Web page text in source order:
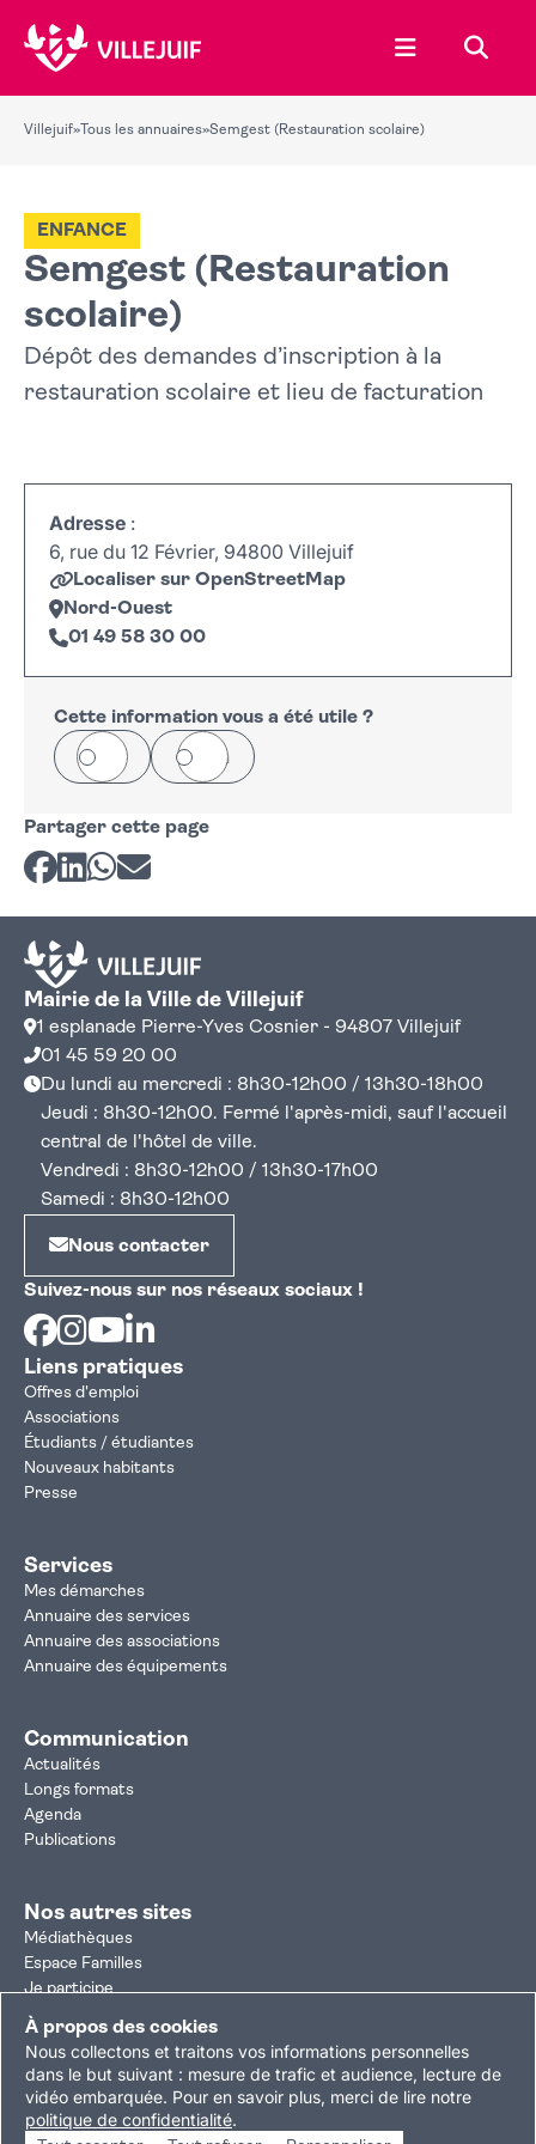
À propos des cookies
Nous collectons et traitons vos informations personnelles
dans le but suivant : mesure de trafic et audience, lecture de
vidéo embarquée. Pour en savoir plus, merci de lire notre
politique de confidentialité.
Ouvrir le
Villejuif» Tous les annuaires»Semgest (Restauration scolaire)
Semgest (Restauration
scolaire)
ENFANCE
Dépôt des demandes d’inscription à la
restauration scolaire et lieu de facturation
Adresse :
6, rue du 12 Février, 94800 Villejuif
Localiser sur OpenStreetMap
Nord-Ouest
01 49 58 30 00
+
−
Cette information vous a été utile ?
Oui Non
Partager cette page
Partager sur Facebook
Partager sur LinkedIn
Partager sur Whatsapp
Partager par courriel
Mairie de la Ville de Villejuif
1 esplanade Pierre-Yves Cosnier - 94807 Villejuif
01 45 59 20 00
Du lundi au mercredi : 8h30-12h00 / 13h30-18h00
Jeudi : 8h30-12h00. Fermé l'après-midi, sauf l'accueil
central de l'hôtel de ville.
Vendredi : 8h30-12h00 / 13h30-17h00
Samedi : 8h30-12h00
Nous contacter
Suivez-nous sur nos réseaux sociaux !
Facebook
Instagram
Youtube
Liens pratiques
Offres d'emploi
Associations
Étudiants / étudiantes
Nouveaux habitants
Presse
Services
Mes démarches
Annuaire des services
Annuaire des associations
Annuaire des équipements
Communication
Actualités
Longs formats
Agenda
Publications
Nos autres sites
Médiathèques
Espace Familles
Je participe
Autorisation d'urbanisme
Résultats électoraux
Plan du site Nous contacterMentions légales
Politique de confidentialitéAccessibilité : partiellement conforme
Gestion des cookies